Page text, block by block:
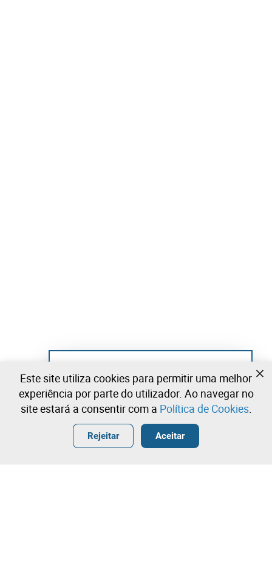
Crie uma conta e comece já a licitar
Este site utiliza cookies para permitir uma melhor
experiência por parte do utilizador. Ao navegar no
site estará a consentir com a Política de Cookies.
Rejeitar Aceitar